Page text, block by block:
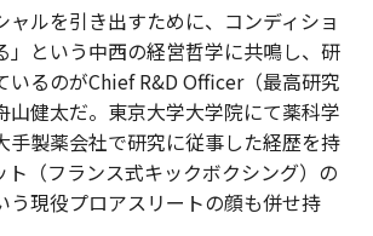
ャルを引き出すために、コンディショ
」という中西の経営哲学に共鳴し、研
いるのがChief R&D Officer（最高研究
山健太だ。東京大学大学院にて薬科学
手製薬会社で研究に従事した経歴を持
ト（フランス式キックボクシング）の
う現役プロアスリートの顔も併せ持